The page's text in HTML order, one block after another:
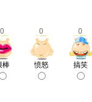
0 0 0
棒 愤怒 搞笑